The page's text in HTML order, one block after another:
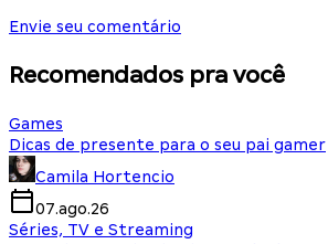
Envie seu comentário
Recomendados pra você
Games
Dicas de presente para o seu pai gamer
Camila Hortencio
07.ago.26
Séries, TV e Streaming